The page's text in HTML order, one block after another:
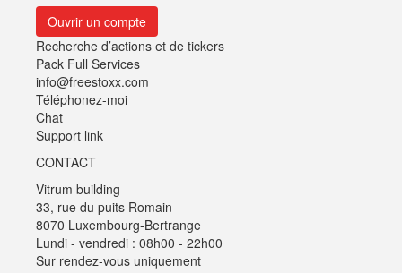
Ouvrir un compte
Recherche d’actions et de tickers
Pack Full Services
info@freestoxx.com
Téléphonez-moi
Chat
Support link
CONTACT
Vitrum building
33, rue du puits Romain
8070 Luxembourg-Bertrange
Lundi - vendredi : 08h00 - 22h00
Sur rendez-vous uniquement